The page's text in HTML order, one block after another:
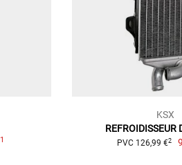
1
KSX
REFROIDISSEUR
PVC 126,99 €2